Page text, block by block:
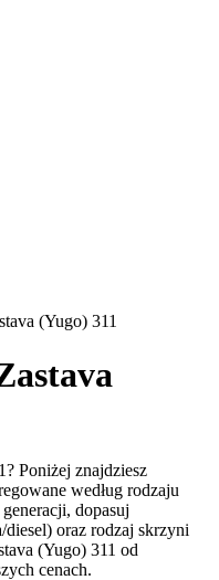
(Yugo) 311
Poniżej znajdziesz
według rodzaju
dopasuj
oraz rodzaj skrzyni
(Yugo) 311 od
cenach.